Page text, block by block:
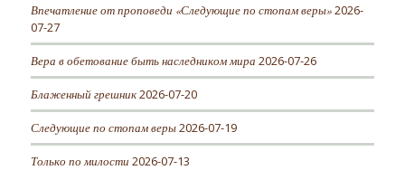
Впечатление от проповеди «Следующие по стопам веры» 2026-
07-27
Вера в обетование быть наследником мира 2026-07-26
Блаженный грешник 2026-07-20
Следующие по стопам веры 2026-07-19
Только по милости 2026-07-13